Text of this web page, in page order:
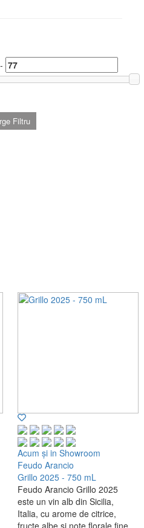
Filtru
Acum și in Showroom
Feudo Arancio
Grillo 2025 - 750 mL
Feudo Arancio Grillo 2025
este un vin alb din Sicilia,
Italia, cu arome de citrice,
fructe albe și note florale fine.